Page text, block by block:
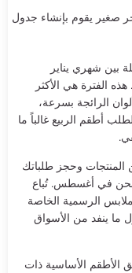
صغير يقوم بإنشاء جدول
بين شهري يناير
الفترة هي الأكثر
الرائجة بسرعة،
أطقم الربيع غالباً ما
المنتجات وحجز طلباتك
في أغسطس. تُباع
الرسمية الخاصة
ما ينفد من الأسواق
الأطقم الأساسية ذات